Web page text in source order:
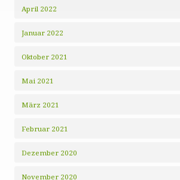
April 2022
Januar 2022
Oktober 2021
Mai 2021
März 2021
Februar 2021
Dezember 2020
November 2020